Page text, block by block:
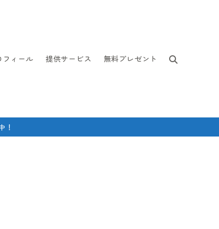
フィール 提供サービス 無料プレゼント
！